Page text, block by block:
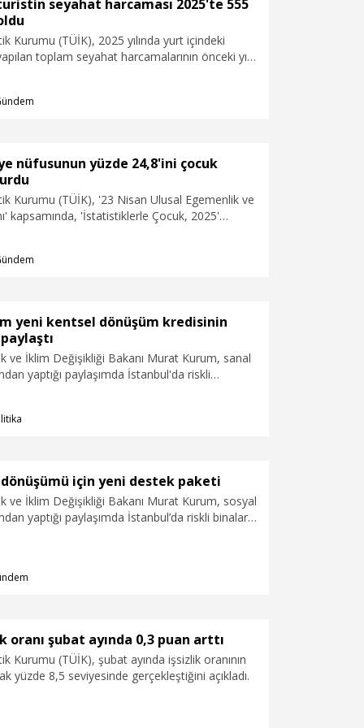
seyahat harcaması 2025'te 555
Kurumu (TÜİK), 2025 yılında yurt içindeki
toplam seyahat harcamalarının önceki yıla
nüfusunun yüzde 24,8'ini çocuk
Kurumu (TÜİK), '23 Nisan Ulusal Egemenlik ve
kapsamında, 'İstatistiklerle Çocuk, 2025'
yeni kentsel dönüşüm kredisinin
ve İklim Değişikliği Bakanı Murat Kurum, sanal
yaptığı paylaşımda İstanbul'da riskli
dönüşümü için yeni destek paketi
ve İklim Değişikliği Bakanı Murat Kurum, sosyal
yaptığı paylaşımda İstanbul’da riskli binaların
başvuru yapılır? Kredi koşulları neler? Dev
oranı şubat ayında 0,3 puan arttı
Kurumu (TÜİK), şubat ayında işsizlik oranının
yüzde 8,5 seviyesinde gerçekleştiğini açıkladı.